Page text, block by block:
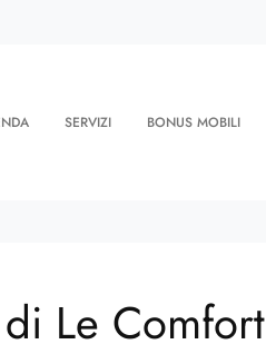
SERVIZI BONUS MOBILI
Le Comfort